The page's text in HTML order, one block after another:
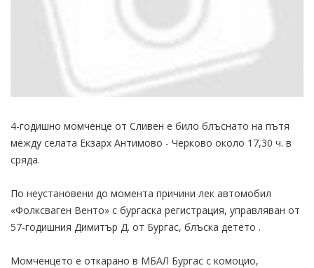
4-годишно момченце от Сливен е било блъснато на пътя
между селата Екзарх Антимово - Черково около 17,30 ч. в
сряда.
По неустановени до момента причини лек автомобил
«Фолксваген Венто» с бургаска регистрация, управляван от
57-годишния Димитър Д. от Бургас, блъска детето .
Момченцето е откарано в МБАЛ Бургас с комоцио,